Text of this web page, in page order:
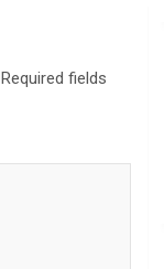
Required fields